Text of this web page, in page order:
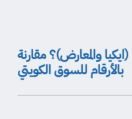
والمعارض)؟ مقارنة
بالأرقام للسوق الكويتي